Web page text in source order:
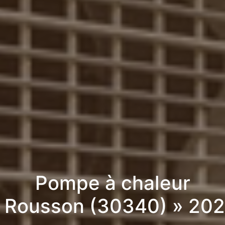
Pompe à chaleur
Rousson (30340) »